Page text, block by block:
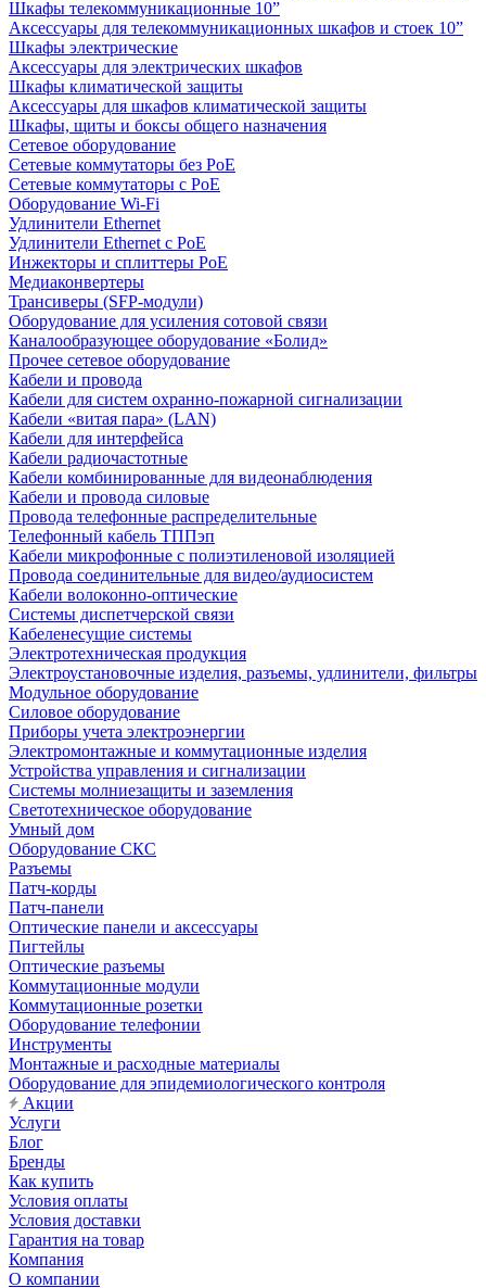
Шкафы телекоммуникационные 10”
Аксессуары для телекоммуникационных шкафов и стоек 10”
Шкафы электрические
Аксессуары для электрических шкафов
Шкафы климатической защиты
Аксессуары для шкафов климатической защиты
Шкафы, щиты и боксы общего назначения
Сетевое оборудование
Сетевые коммутаторы без PoE
Сетевые коммутаторы с PoE
Оборудование Wi-Fi
Удлинители Ethernet
Удлинители Ethernet с PoE
Инжекторы и сплиттеры PoE
Медиаконвертеры
Трансиверы (SFP-модули)
Оборудование для усиления сотовой связи
Каналообразующее оборудование «Болид»
Прочее сетевое оборудование
Кабели и провода
Кабели для систем охранно-пожарной сигнализации
Кабели «витая пара» (LAN)
Кабели для интерфейса
Кабели радиочастотные
Кабели комбинированные для видеонаблюдения
Кабели и провода силовые
Провода телефонные распределительные
Телефонный кабель ТППэп
Кабели микрофонные с полиэтиленовой изоляцией
Провода соединительные для видео/аудиосистем
Кабели волоконно-оптические
Системы диспетчерской связи
Кабеленесущие системы
Электротехническая продукция
Электроустановочные изделия, разъемы, удлинители, фильтры
Модульное оборудование
Силовое оборудование
Приборы учета электроэнергии
Электромонтажные и коммутационные изделия
Устройства управления и сигнализации
Системы молниезащиты и заземления
Светотехническое оборудование
Умный дом
Оборудование СКС
Разъемы
Патч-корды
Патч-панели
Оптические панели и аксессуары
Пигтейлы
Оптические разъемы
Коммутационные модули
Коммутационные розетки
Оборудование телефонии
Инструменты
Монтажные и расходные материалы
Оборудование для эпидемиологического контроля
Акции
Услуги
Блог
Бренды
Как купить
Условия оплаты
Условия доставки
Гарантия на товар
Компания
О компании